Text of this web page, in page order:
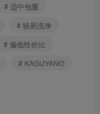
# 适中包覆
# 较易洗净
# 偏低性价比
# KAGUYANO